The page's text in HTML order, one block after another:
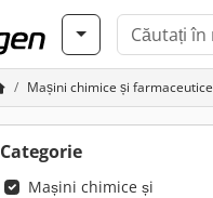
Mașini chimice și farmaceutice
Categorie
Mașini chimice și